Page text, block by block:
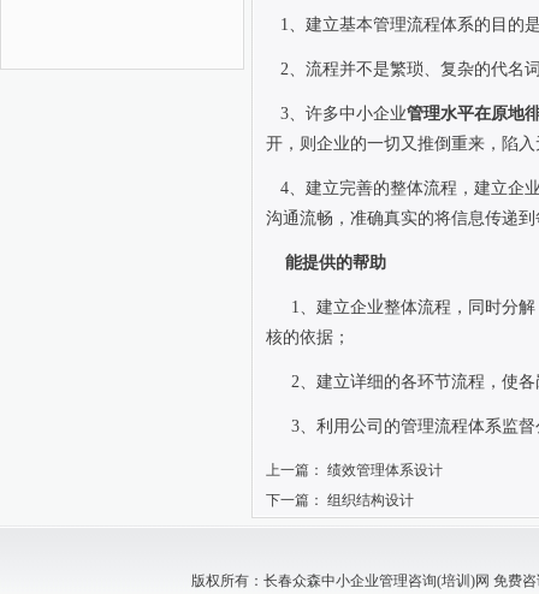
1 、建立基本管理流程体系的目的
2 、流程并不是繁琐、复杂的代名
3、许多中小企业管理水平在原地
开，则企业的一切又推倒重来，陷
4、建立完善的整体流程，建立企
沟通流畅，准确真实的将信息传递
能提供的帮助
1 、建立企业整体流程，同时分
核的依据；
2 、建立详细的各环节流程，使
3、利用公司的管理流程体系监
上一篇： 绩效管理体系设计
下一篇： 组织结构设计
版权所有：长春众森中小企业管理咨询(培训)网 免费咨